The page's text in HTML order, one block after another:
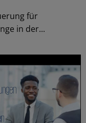
für
in der...